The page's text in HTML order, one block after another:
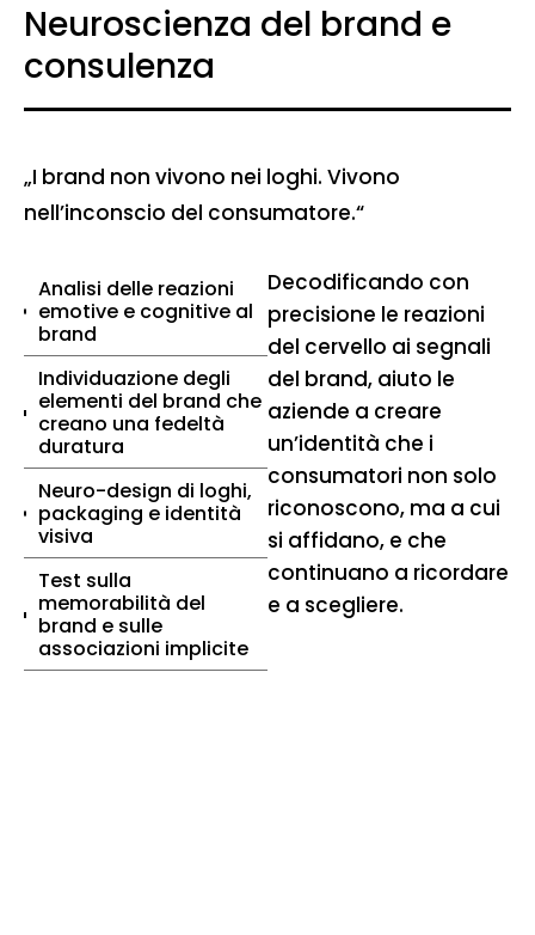
Neuroscienza del brand e
consulenza
„I brand non vivono nei loghi. Vivono
nell’inconscio del consumatore.“
Analisi delle reazioni
emotive e cognitive al
brand
Individuazione degli
elementi del brand che
creano una fedeltà
duratura
Neuro-design di loghi,
packaging e identità
visiva
Test sulla
memorabilità del
brand e sulle
associazioni implicite
Decodificando con
precisione le reazioni
del cervello ai segnali
del brand, aiuto le
aziende a creare
un’identità che i
consumatori non solo
riconoscono, ma a cui
si affidano, e che
continuano a ricordare
e a scegliere.